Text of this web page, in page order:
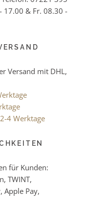
17.00 & Fr. 08.30 -
Versand mit DHL,
2-4 Werktage
für Kunden:
TWINT,
Apple Pay,